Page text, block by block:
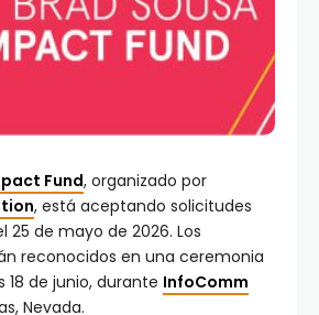
Fund, organizado por
, está aceptando solicitudes
25 de mayo de 2026. Los
reconocidos en una ceremonia
18 de junio, durante InfoComm
Nevada.